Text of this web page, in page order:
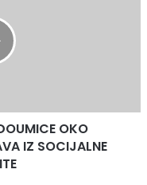
OKO
IZ SOCIJALNE